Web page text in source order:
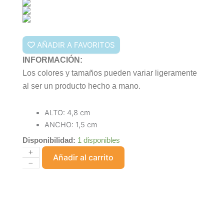
AÑADIR A FAVORITOS
INFORMACIÓN:
Los colores y tamaños pueden variar ligeramente
al ser un producto hecho a mano.
ALTO: 4,8 cm
ANCHO: 1,5 cm
Disponibilidad: 1 disponibles
Canadá
cantidad
Añadir al carrito